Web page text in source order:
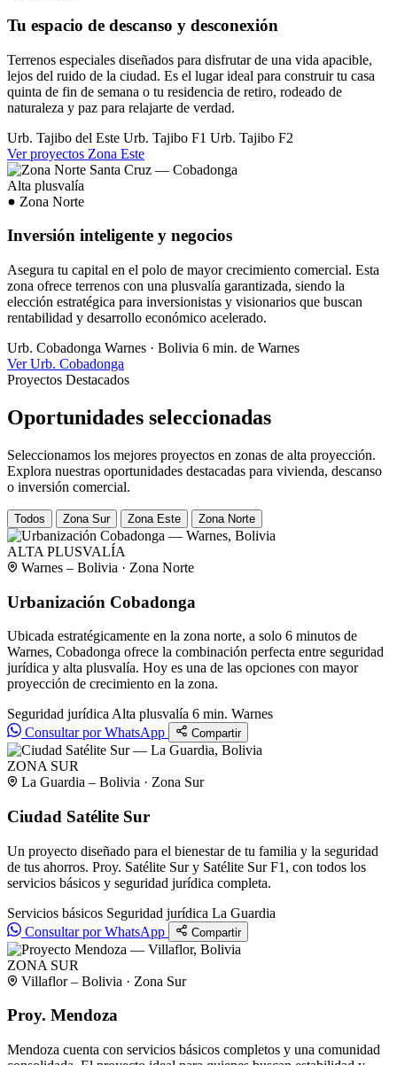
Tu espacio de descanso y desconexión
Terrenos especiales diseñados para disfrutar de una vida apacible,
lejos del ruido de la ciudad. Es el lugar ideal para construir tu casa
quinta de fin de semana o tu residencia de retiro, rodeado de
naturaleza y paz para relajarte de verdad.
Urb. Tajibo del Este Urb. Tajibo F1 Urb. Tajibo F2
Ver proyectos Zona Este
Alta plusvalía
Zona Norte
Inversión inteligente y negocios
Asegura tu capital en el polo de mayor crecimiento comercial. Esta
zona ofrece terrenos con una plusvalía garantizada, siendo la
elección estratégica para inversionistas y visionarios que buscan
rentabilidad y desarrollo económico acelerado.
Urb. Cobadonga Warnes · Bolivia 6 min. de Warnes
Ver Urb. Cobadonga
Proyectos Destacados
Oportunidades seleccionadas
Seleccionamos los mejores proyectos en zonas de alta proyección.
Explora nuestras oportunidades destacadas para vivienda, descanso
o inversión comercial.
Todos Zona Sur Zona Este Zona Norte
ALTA PLUSVALÍA
Warnes – Bolivia · Zona Norte
Urbanización Cobadonga
Ubicada estratégicamente en la zona norte, a solo 6 minutos de
Warnes, Cobadonga ofrece la combinación perfecta entre seguridad
jurídica y alta plusvalía. Hoy es una de las opciones con mayor
proyección de crecimiento en la zona.
Seguridad jurídica Alta plusvalía 6 min. Warnes
Consultar por WhatsApp
Compartir
ZONA SUR
La Guardia – Bolivia · Zona Sur
Ciudad Satélite Sur
Un proyecto diseñado para el bienestar de tu familia y la seguridad
de tus ahorros. Proy. Satélite Sur y Satélite Sur F1, con todos los
servicios básicos y seguridad jurídica completa.
Servicios básicos Seguridad jurídica La Guardia
Consultar por WhatsApp
Compartir
ZONA SUR
Villaflor – Bolivia · Zona Sur
Proy. Mendoza
Mendoza cuenta con servicios básicos completos y una comunidad